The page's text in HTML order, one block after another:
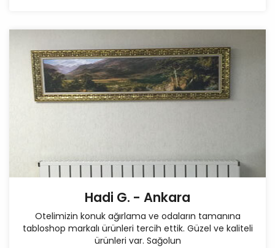
Hadi G. - Ankara
Otelimizin konuk ağırlama ve odaların tamanına
tabloshop markalı ürünleri tercih ettik. Güzel ve kaliteli
ürünleri var. Sağolun